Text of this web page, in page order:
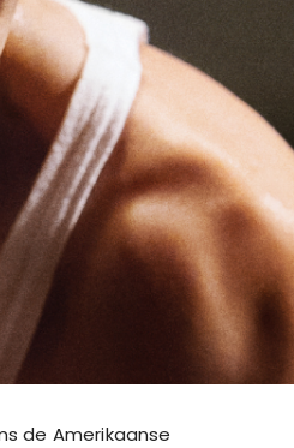
de Amerikaanse